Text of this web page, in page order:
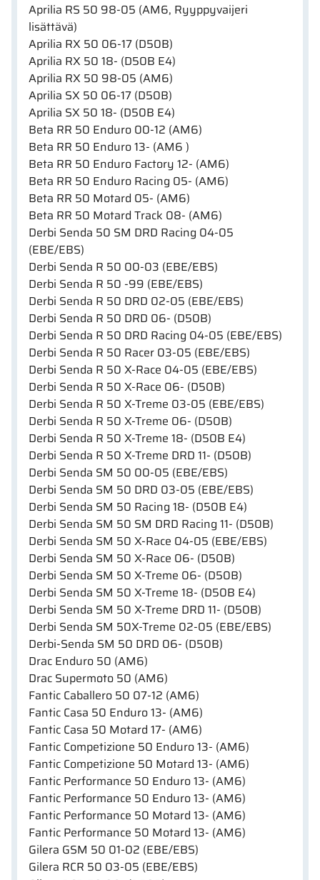
Aprilia RS 50 98-05 (AM6, Ryyppyvaijeri
lisättävä)
Aprilia RX 50 06-17 (D50B)
Aprilia RX 50 18- (D50B E4)
Aprilia RX 50 98-05 (AM6)
Aprilia SX 50 06-17 (D50B)
Aprilia SX 50 18- (D50B E4)
Beta RR 50 Enduro 00-12 (AM6)
Beta RR 50 Enduro 13- (AM6 )
Beta RR 50 Enduro Factory 12- (AM6)
Beta RR 50 Enduro Racing 05- (AM6)
Beta RR 50 Motard 05- (AM6)
Beta RR 50 Motard Track 08- (AM6)
Derbi Senda 50 SM DRD Racing 04-05
(EBE/EBS)
Derbi Senda R 50 00-03 (EBE/EBS)
Derbi Senda R 50 -99 (EBE/EBS)
Derbi Senda R 50 DRD 02-05 (EBE/EBS)
Derbi Senda R 50 DRD 06- (D50B)
Derbi Senda R 50 DRD Racing 04-05 (EBE/EBS)
Derbi Senda R 50 Racer 03-05 (EBE/EBS)
Derbi Senda R 50 X-Race 04-05 (EBE/EBS)
Derbi Senda R 50 X-Race 06- (D50B)
Derbi Senda R 50 X-Treme 03-05 (EBE/EBS)
Derbi Senda R 50 X-Treme 06- (D50B)
Derbi Senda R 50 X-Treme 18- (D50B E4)
Derbi Senda R 50 X-Treme DRD 11- (D50B)
Derbi Senda SM 50 00-05 (EBE/EBS)
Derbi Senda SM 50 DRD 03-05 (EBE/EBS)
Derbi Senda SM 50 Racing 18- (D50B E4)
Derbi Senda SM 50 SM DRD Racing 11- (D50B)
Derbi Senda SM 50 X-Race 04-05 (EBE/EBS)
Derbi Senda SM 50 X-Race 06- (D50B)
Derbi Senda SM 50 X-Treme 06- (D50B)
Derbi Senda SM 50 X-Treme 18- (D50B E4)
Derbi Senda SM 50 X-Treme DRD 11- (D50B)
Derbi Senda SM 50X-Treme 02-05 (EBE/EBS)
Derbi-Senda SM 50 DRD 06- (D50B)
Drac Enduro 50 (AM6)
Drac Supermoto 50 (AM6)
Fantic Caballero 50 07-12 (AM6)
Fantic Casa 50 Enduro 13- (AM6)
Fantic Casa 50 Motard 17- (AM6)
Fantic Competizione 50 Enduro 13- (AM6)
Fantic Competizione 50 Motard 13- (AM6)
Fantic Performance 50 Enduro 13- (AM6)
Fantic Performance 50 Enduro 13- (AM6)
Fantic Performance 50 Motard 13- (AM6)
Fantic Performance 50 Motard 13- (AM6)
Gilera GSM 50 01-02 (EBE/EBS)
Gilera RCR 50 03-05 (EBE/EBS)